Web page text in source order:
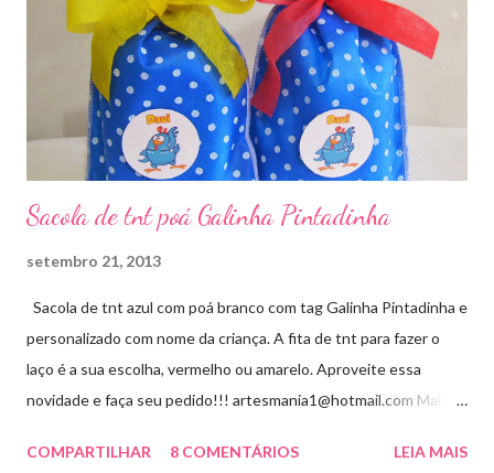
Sacola de tnt poá Galinha Pintadinha
setembro 21, 2013
Sacola de tnt azul com poá branco com tag Galinha Pintadinha e
personalizado com nome da criança. A fita de tnt para fazer o
laço é a sua escolha, vermelho ou amarelo. Aproveite essa
novidade e faça seu pedido!!! artesmania1@hotmail.com Mais
COMPARTILHAR
8 COMENTÁRIOS LEIA MAIS